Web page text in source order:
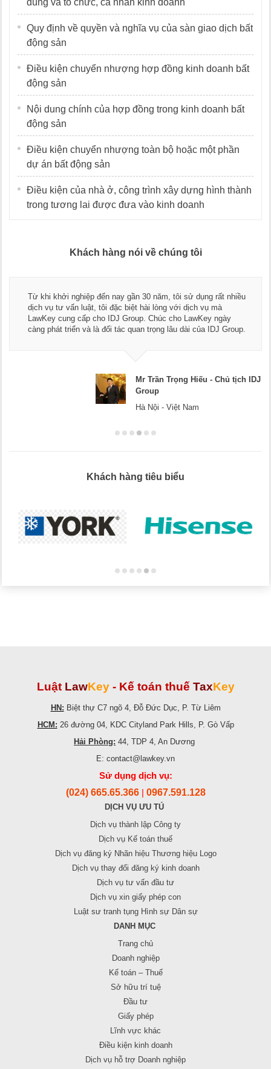
dùng và tổ chức, cá nhân kinh doanh
Quy định về quyền và nghĩa vụ của sàn giao dịch bất
động sản
Điều kiện chuyển nhượng hợp đồng kinh doanh bất
động sản
Nội dung chính của hợp đồng trong kinh doanh bất
động sản
Điều kiện chuyển nhượng toàn bộ hoặc một phần
dự án bất động sản
Điều kiện của nhà ở, công trình xây dựng hình thành
trong tương lai được đưa vào kinh doanh
Khách hàng nói về chúng tôi
Từ khi khởi nghiệp đến nay gần 30 năm, tôi sử dụng rất nhiều
dịch vụ tư vấn luật, tôi đặc biệt hài lòng với dịch vụ mà
LawKey cung cấp cho IDJ Group. Chúc cho LawKey ngày
càng phát triển và là đối tác quan trọng lâu dài của IDJ Group.
Mr Trần Trọng Hiếu - Chủ tịch IDJ
Group
Hà Nội - Việt Nam
Khách hàng tiêu biểu
Luật LawKey - Kế toán thuế TaxKey
HN: Biệt thự C7 ngõ 4, Đỗ Đức Dục, P. Từ Liêm
HCM: 26 đường 04, KDC Cityland Park Hills, P. Gò Vấp
Hải Phòng: 44, TDP 4, An Dương
E: contact@lawkey.vn
Sử dụng dịch vụ:
(024) 665.65.366 0967.591.128
DỊCH VỤ ƯU TÚ
Dịch vụ thành lập Công ty
Dịch vụ Kế toán thuế
Dịch vụ đăng ký Nhãn hiệu Thương hiệu Logo
Dịch vụ thay đổi đăng ký kinh doanh
Dịch vụ tư vấn đầu tư
Dịch vụ xin giấy phép con
Luật sư tranh tụng Hình sự Dân sự
DANH MỤC
Trang chủ
Doanh nghiệp
Kế toán – Thuế
Sở hữu trí tuệ
Đầu tư
Giấy phép
Lĩnh vực khác
Điều kiện kinh doanh
Dịch vụ hỗ trợ Doanh nghiệp